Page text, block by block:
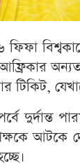
টিকিট,
দুর্দান্ত
আটকে